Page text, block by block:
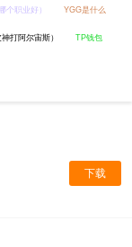
个职业好） YGG是什么
打阿尔宙斯） TP钱包
下载